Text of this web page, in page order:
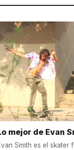
mejor de Evan
Smith es el